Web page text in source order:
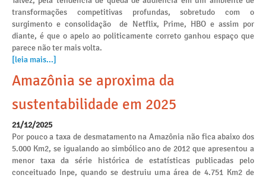
transformações competitivas profundas, sobretudo com o
surgimento e consolidação de Netflix, Prime, HBO e assim por
diante, é que o apelo ao politicamente correto ganhou espaço que
parece não ter mais volta.
[leia mais...]
Amazônia se aproxima da
sustentabilidade em 2025
21/12/2025
Por pouco a taxa de desmatamento na Amazônia não fica abaixo dos
5.000 Km2, se igualando ao simbólico ano de 2012 que apresentou a
menor taxa da série histórica de estatísticas publicadas pelo
conceituado Inpe, quando se destruiu uma área de 4.751 Km2 de